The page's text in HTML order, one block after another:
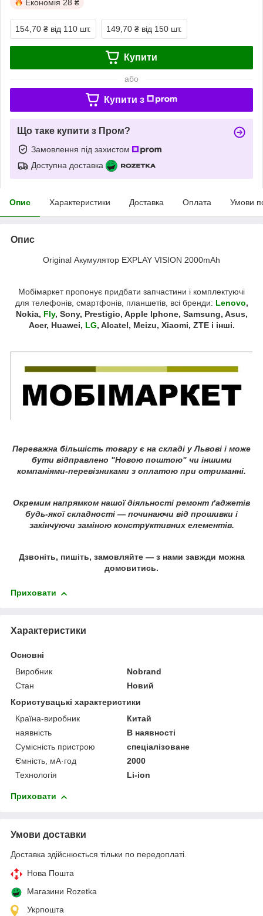
Економія 28 ₴
154,70 ₴ від 110 шт. 149,70 ₴ від 150 шт.
Купити
або
Купити з
Що таке купити з Пром?
Замовлення під захистом
Доступна доставка
Опис Характеристики Доставка Оплата Умови
Опис
Оriginal Акумулятор EXPLAY VISION 2000mAh
Мобімаркет пропонує придбати запчастини і комплектуючі
для телефонів, смартфонів, планшетів, всі бренди: Lenovo,
Nokia, Fly, Sony, Prestigio, Apple Iphone, Samsung, Asus,
Acer, Huawei, LG, Alcatel, Meizu, Xiaomi, ZTE і інші.
Переважна більшість товару є на складі у Львові і може
бути відправлено "Новою поштою" чи іншими
компаніями-перевізниками з оплатою при отриманні.
Окремим напрямком нашої діяльності ремонт ґаджетів
будь-якої складності ― починаючи від прошивки і
закінчуючи заміною конструктивних елементів.
Дзвоніть, пишіть, замовляйте ― з нами завжди можна
домовитись.
Приховати
Характеристики
Основні
Виробник
Nobrand
Стан
Новий
Користувацькі характеристики
Країна-виробник
Китай
наявність
В наявності
Сумісність пристрою
спеціалізоване
Ємність, мА·год
2000
Технологія
Li-ion
Приховати
Умови доставки
Доставка здійснюється тільки по передоплаті.
Нова Пошта
Магазини Rozetka
Укрпошта